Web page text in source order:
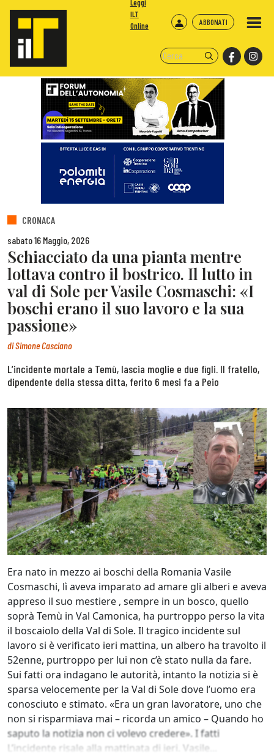
ABBONATI
Leggi
ILT
Online
CRONACA
sabato 16 Maggio, 2026
Schiacciato da una pianta mentre
lottava contro il bostrico. Il lutto in
val di Sole per Vasile Cosmaschi: «I
boschi erano il suo lavoro e la sua
passione»
diSimone Casciano
L’incidente mortale a Temù, lascia moglie e due figli. Il fratello,
dipendente della stessa ditta, ferito 6 mesi fa a Peio
Era nato in mezzo ai boschi della Romania Vasile
Cosmaschi, lì aveva imparato ad amare gli alberi e aveva
appreso il suo mestiere , sempre in un bosco, quello
soprà Temù in Val Camonica, ha purtroppo perso la vita
il boscaiolo della Val di Sole. Il tragico incidente sul
lavoro si è verificato ieri mattina, un albero ha travolto il
52enne, purtroppo per lui non c’è stato nulla da fare.
Sui fatti ora indagano le autorità, intanto la notizia si è
sparsa velocemente per la Val di Sole dove l’uomo era
conosciuto e stimato. «Era un gran lavoratore, uno che
non si risparmiava mai – ricorda un amico – Quando ho
saputo la notizia non ci volevo credere». I fatti
L’incidente risale alla mattinata di ieri. Vasile...